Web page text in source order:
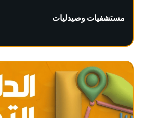
مستشفيات وصيدليات